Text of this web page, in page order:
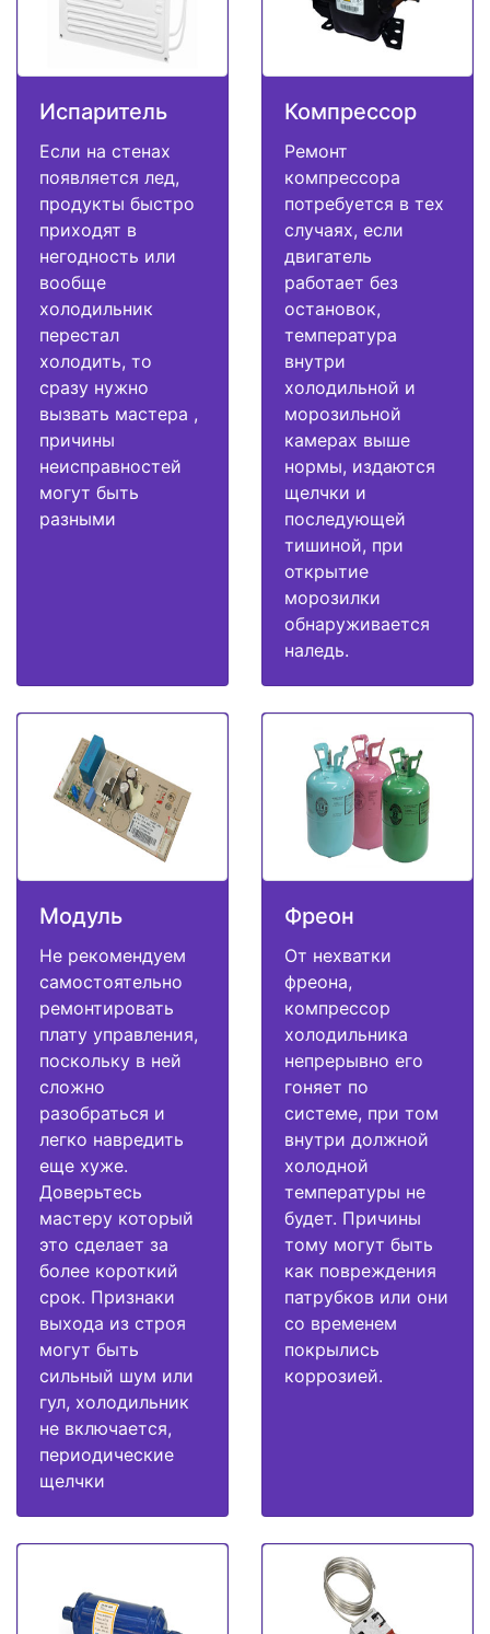
Испаритель
Если на стенах
появляется лед,
продукты быстро
приходят в
негодность или
вообще
холодильник
перестал
холодить, то
сразу нужно
вызвать мастера ,
причины
неисправностей
могут быть
разными
Компрессор
Ремонт
компрессора
потребуется в тех
случаях, если
двигатель
работает без
остановок,
температура
внутри
холодильной и
морозильной
камерах выше
нормы, издаются
щелчки и
последующей
тишиной, при
открытие
морозилки
обнаруживается
наледь.
Модуль
Не рекомендуем
самостоятельно
ремонтировать
плату управления,
поскольку в ней
сложно
разобраться и
легко навредить
еще хуже.
Доверьтесь
мастеру который
это сделает за
более короткий
срок. Признаки
выхода из строя
могут быть
сильный шум или
гул, холодильник
не включается,
периодические
щелчки
Фреон
От нехватки
фреона,
компрессор
холодильника
непрерывно его
гоняет по
системе, при том
внутри должной
холодной
температуры не
будет. Причины
тому могут быть
как повреждения
патрубков или они
со временем
покрылись
коррозией.